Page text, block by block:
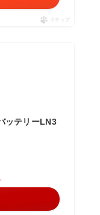
ポチップ
ッテリーLN3